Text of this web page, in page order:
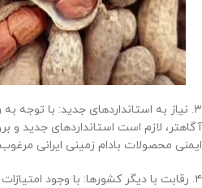
۳. نیاز به استانداردهای جدید: با توجه
آگاهتر، لازم است استانداردهای جدید و
ایمنی محصولات بادام زمینی ایرانی
۴. رقابت با دیگر کشورها: با وجود